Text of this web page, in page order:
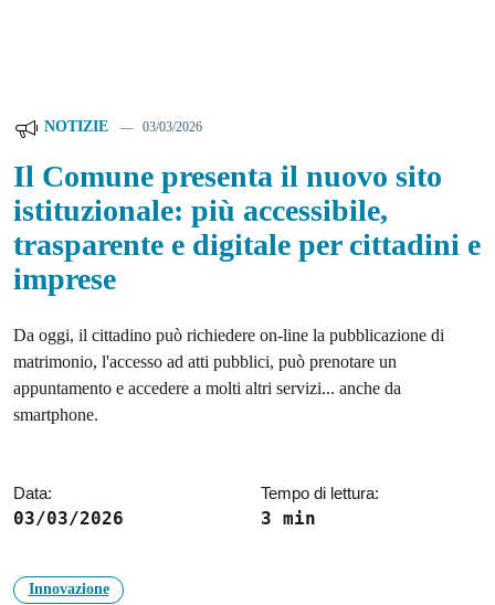
NOTIZIE 03/03/2026
Il Comune presenta il nuovo sito
istituzionale: più accessibile,
trasparente e digitale per cittadini e
imprese
Da oggi, il cittadino può richiedere on-line la pubblicazione di
matrimonio, l'accesso ad atti pubblici, può prenotare un
appuntamento e accedere a molti altri servizi... anche da
smartphone.
Data:
03/03/2026
Tempo di lettura:
3 min
Innovazione